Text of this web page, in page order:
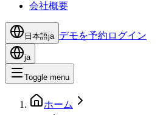
会社概要
日本語ja デモを予約 ログイン
ja
Toggle menu
ホーム